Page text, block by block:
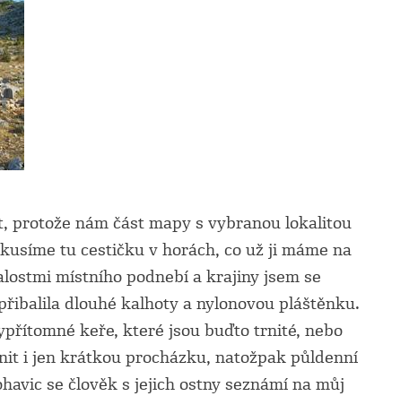
protože nám část mapy s vybranou lokalitou
tu cestičku v horách, co už ji máme na
místního podnebí a krajiny jsem se
dlouhé kalhoty a nylonovou pláštěnku.
keře, které jsou buďto trnité, nebo
i jen krátkou procházku, natožpak půldenní
se člověk s jejich ostny seznámí na můj